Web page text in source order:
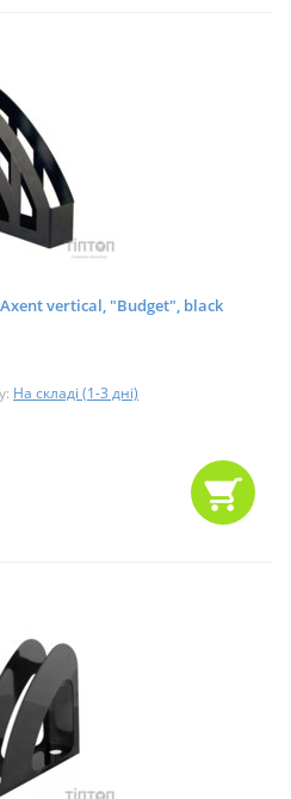
vertical, "Budget", black
На складі (1-3 дні)